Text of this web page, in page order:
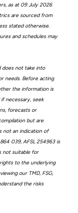
as at 09 July 2026
are sourced from
stated otherwise.
and schedules may
does not take into
needs. Before acting
the information is
necessary, seek
forecasts or
but are
not an indication of
039, AFSL 254963 is
not suitable for
to the underlying
our TMD, FSG,
the risks